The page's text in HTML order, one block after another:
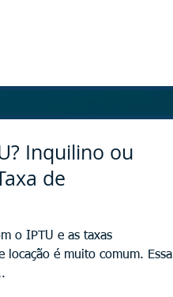
Inquilino ou
de
o IPTU e as taxas
locação é muito comum. Essa